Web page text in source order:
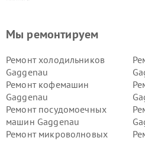
Мы ремонтируем
Ремонт холодильников
Gaggenau
Ремонт кофемашин
Gaggenau
Ремонт посудомоечных
машин Gaggenau
Ремонт микроволновых